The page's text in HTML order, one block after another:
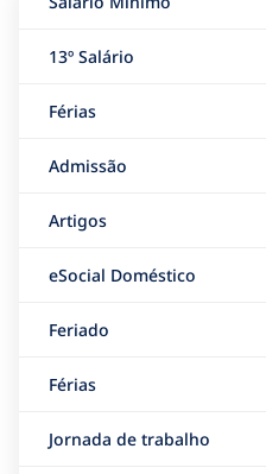
13º Salário
Férias
Admissão
Artigos
eSocial Doméstico
Feriado
Férias
Jornada de trabalho